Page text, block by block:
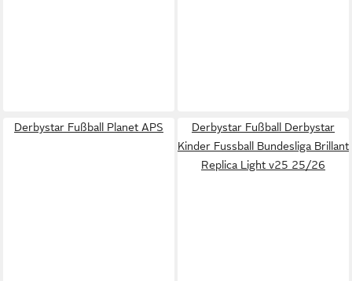
Derbystar Fußball Planet APS
Derbystar Fußball Derbystar
Kinder Fussball Bundesliga Brillant
Replica Light v25 25/26